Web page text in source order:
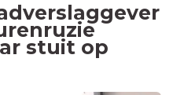
stuit op